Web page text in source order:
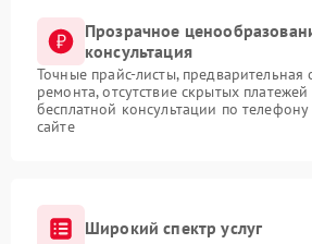
Прозрачное
консультация
Точные прайс-листы, предварительная
ремонта, отсутствие скрытых
бесплатной консультации по
сайте
Широкий спектр услуг